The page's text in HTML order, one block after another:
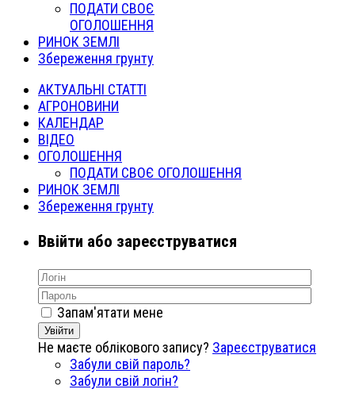
ПОДАТИ СВОЄ
ОГОЛОШЕННЯ
РИНОК ЗЕМЛІ
Збереження грунту
АКТУАЛЬНІ СТАТТІ
АГРОНОВИНИ
КАЛЕНДАР
ВІДЕО
ОГОЛОШЕННЯ
ПОДАТИ СВОЄ ОГОЛОШЕННЯ
РИНОК ЗЕМЛІ
Збереження грунту
Ввійти або зареєструватися
Запам'ятати мене
Увійти
Не маєте облікового запису? Зареєструватися
Забули свій пароль?
Забули свій логін?